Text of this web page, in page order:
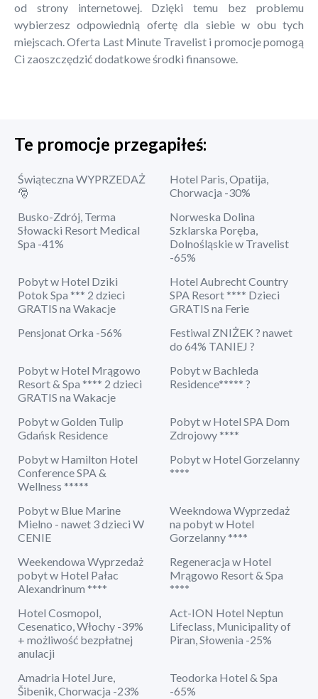
od strony internetowej. Dzięki temu bez problemu
wybierzesz odpowiednią ofertę dla siebie w obu tych
miejscach. Oferta Last Minute Travelist i promocje pomogą
Ci zaoszczędzić dodatkowe środki finansowe.
Te promocje przegapiłeś:
Świąteczna WYPRZEDAŻ
🎅
Hotel Paris, Opatija,
Chorwacja -30%
Busko-Zdrój, Terma
Słowacki Resort Medical
Spa -41%
Norweska Dolina
Szklarska Poręba,
Dolnośląskie w Travelist
-65%
Pobyt w Hotel Dziki
Potok Spa *** 2 dzieci
GRATIS na Wakacje
Hotel Aubrecht Country
SPA Resort **** Dzieci
GRATIS na Ferie
Pensjonat Orka -56%
Festiwal ZNIŻEK ? nawet
do 64% TANIEJ ?
Pobyt w Hotel Mrągowo
Resort & Spa **** 2 dzieci
GRATIS na Wakacje
Pobyt w Bachleda
Residence***** ?
Pobyt w Golden Tulip
Gdańsk Residence
Pobyt w Hotel SPA Dom
Zdrojowy ****
Pobyt w Hamilton Hotel
Conference SPA &
Wellness *****
Pobyt w Hotel Gorzelanny
****
Pobyt w Blue Marine
Mielno - nawet 3 dzieci W
CENIE
Weekndowa Wyprzedaż
na pobyt w Hotel
Gorzelanny ****
Weekendowa Wyprzedaż
pobyt w Hotel Pałac
Alexandrinum ****
Regeneracja w Hotel
Mrągowo Resort & Spa
****
Hotel Cosmopol,
Cesenatico, Włochy -39%
+ możliwość bezpłatnej
anulacji
Act-ION Hotel Neptun
Lifeclass, Municipality of
Piran, Słowenia -25%
Amadria Hotel Jure,
Šibenik, Chorwacja -23%
Teodorka Hotel & Spa
-65%